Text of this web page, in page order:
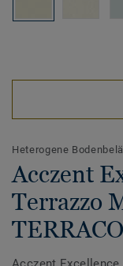
Heterogene
Acczent
Terrazzo